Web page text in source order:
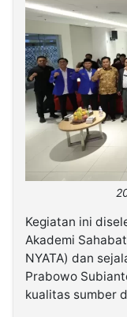
Kegiatan ini
Akademi
NYATA) dan
Prabowo
kualitas sumber